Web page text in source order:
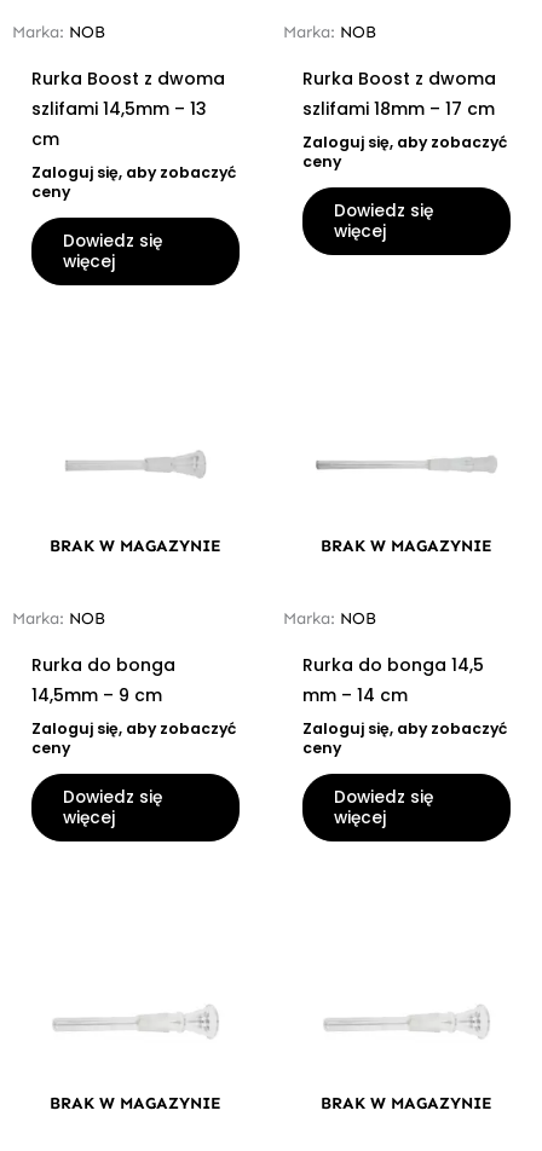
Marka: NOB
Rurka Boost z dwoma
szlifami 14,5mm – 13
cm
Zaloguj się, aby zobaczyć
ceny
Dowiedz się
więcej
Marka: NOB
Rurka Boost z dwoma
szlifami 18mm – 17 cm
Zaloguj się, aby zobaczyć
ceny
Dowiedz się
więcej
BRAK W MAGAZYNIE
Marka: NOB
Rurka do bonga
14,5mm – 9 cm
Zaloguj się, aby zobaczyć
ceny
Dowiedz się
więcej
BRAK W MAGAZYNIE
Marka: NOB
Rurka do bonga 14,5
mm – 14 cm
Zaloguj się, aby zobaczyć
ceny
Dowiedz się
więcej
BRAK W MAGAZYNIE BRAK W MAGAZYNIE